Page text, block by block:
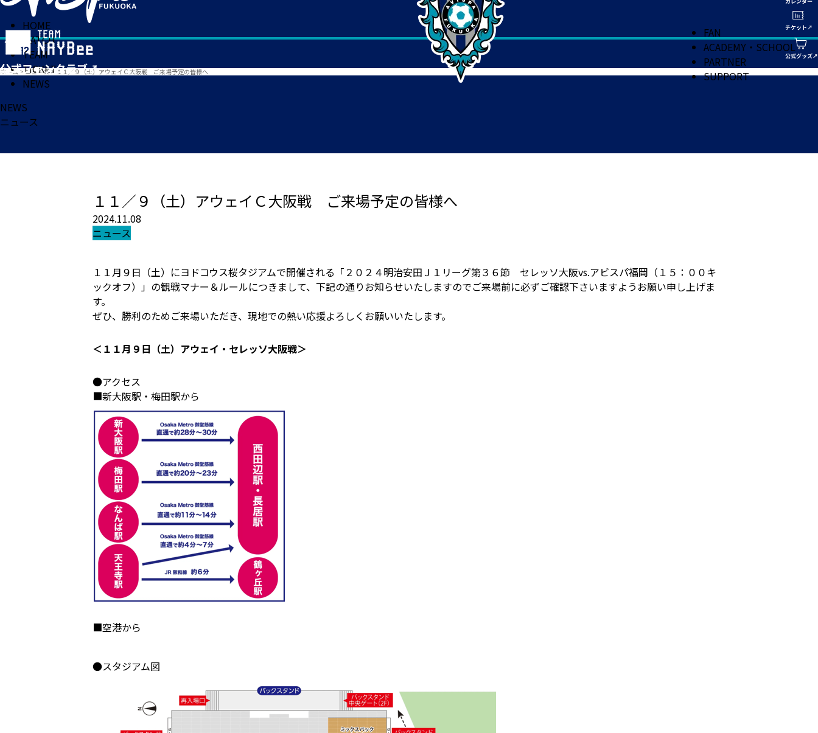
HOME
MATCH
TEAM
TICKET
NEWS
FAN
ACADEMY・SCHOOL
PARTNER
SUPPORT
ホーム > ニュース> １１／９（土）アウェイＣ大阪戦 ご来場予定の皆様へ
NEWS
ニュース
１１／９（土）アウェイＣ大阪戦 ご来場予定の皆様へ
2024.11.08
ニュース
１１月９日（土）にヨドコウス桜タジアムで開催される「２０２４明治安田Ｊ１リーグ第３６節 セレッソ大阪vs.アビスパ福岡（１５：００キ
ックオフ）」の観戦マナー＆ルールにつきまして、下記の通りお知らせいたしますのでご来場前に必ずご確認下さいますようお願い申し上げま
す。
ぜひ、勝利のためご来場いただき、現地での熱い応援よろしくお願いいたします。
＜１１月９日（土）アウェイ・セレッソ大阪戦＞
●アクセス
■新大阪駅・梅田駅から
■空港から
●スタジアム図